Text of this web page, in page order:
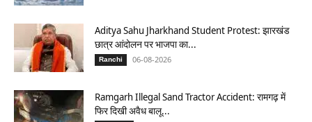
Aditya Sahu Jharkhand Student Protest: झारखंड
छात्र आंदोलन पर भाजपा का...
Ranchi 06-08-2026
Ramgarh Illegal Sand Tractor Accident: रामगढ़ में
फिर दिखी अवैध बालू...